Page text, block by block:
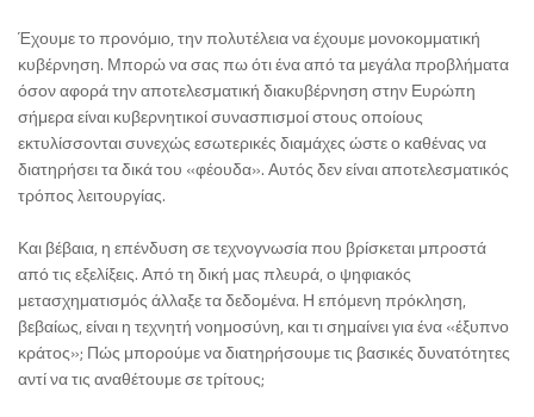
Έχουμε το προνόμιο, την πολυτέλεια να έχουμε μονοκομματική
κυβέρνηση. Μπορώ να σας πω ότι ένα από τα μεγάλα προβλήματα
όσον αφορά την αποτελεσματική διακυβέρνηση στην Ευρώπη
σήμερα είναι κυβερνητικοί συνασπισμοί στους οποίους
εκτυλίσσονται συνεχώς εσωτερικές διαμάχες ώστε ο καθένας να
διατηρήσει τα δικά του «φέουδα». Αυτός δεν είναι αποτελεσματικός
τρόπος λειτουργίας.
Και βέβαια, η επένδυση σε τεχνογνωσία που βρίσκεται μπροστά
από τις εξελίξεις. Από τη δική μας πλευρά, ο ψηφιακός
μετασχηματισμός άλλαξε τα δεδομένα. Η επόμενη πρόκληση,
βεβαίως, είναι η τεχνητή νοημοσύνη, και τι σημαίνει για ένα «έξυπνο
κράτος»; Πώς μπορούμε να διατηρήσουμε τις βασικές δυνατότητες
αντί να τις αναθέτουμε σε τρίτους;